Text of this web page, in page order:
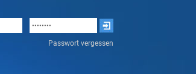
Passwort vergessen